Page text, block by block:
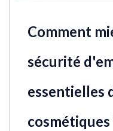
Comment
sécurité
essentielles
cosmétiques